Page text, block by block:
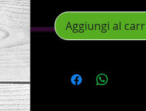
Aggiungi al